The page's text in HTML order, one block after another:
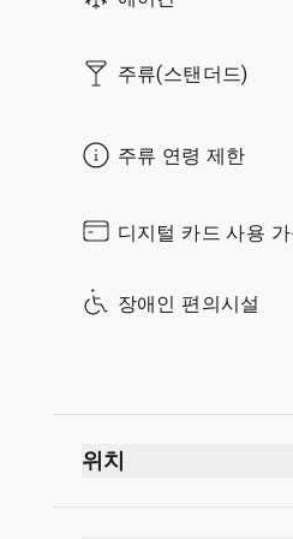
Thursday
Friday
Sunday
주류(스탠더드)
주류 연령 제한
디지털 카드 사용
장애인 편의시설
위치
출발